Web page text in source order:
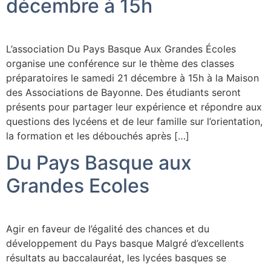
décembre à 15h
L’association Du Pays Basque Aux Grandes Écoles
organise une conférence sur le thème des classes
préparatoires le samedi 21 décembre à 15h à la Maison
des Associations de Bayonne. Des étudiants seront
présents pour partager leur expérience et répondre aux
questions des lycéens et de leur famille sur l’orientation,
la formation et les débouchés après […]
Du Pays Basque aux
Grandes Ecoles
Agir en faveur de l’égalité des chances et du
développement du Pays basque ​​Malgré d’excellents
résultats au baccalauréat, les lycées basques se